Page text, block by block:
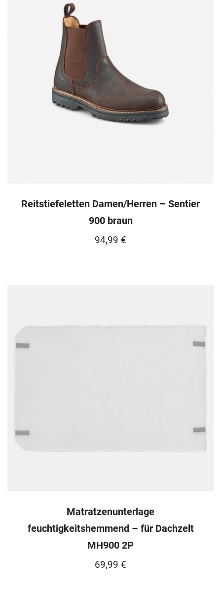
Reitstiefeletten Damen/Herren – Sentier
900 braun
94,99 €
Matratzenunterlage
feuchtigkeitshemmend – für Dachzelt
MH900 2P
69,99 €